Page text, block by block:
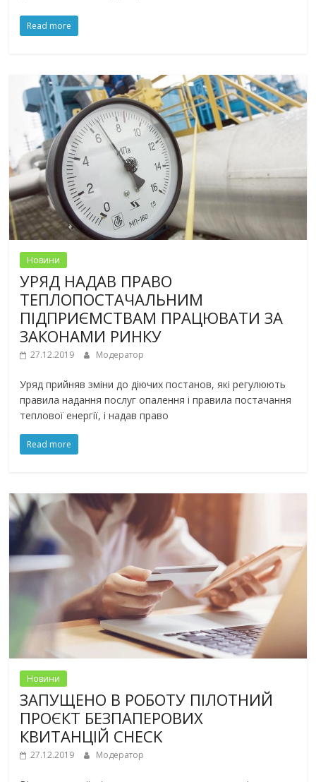
Read more
Новини
УРЯД НАДАВ ПРАВО
ТЕПЛОПОСТАЧАЛЬНИМ
ПІДПРИЄМСТВАМ ПРАЦЮВАТИ ЗА
ЗАКОНАМИ РИНКУ
27.12.2019 Модератор
Уряд прийняв зміни до діючих постанов, які регулюють
правила надання послуг опалення і правила постачання
теплової енергії, і надав право
Read more
Новини
ЗАПУЩЕНО В РОБОТУ ПІЛОТНИЙ
ПРОЄКТ БЕЗПАПЕРОВИХ
КВИТАНЦІЙ CHECK
27.12.2019 Модератор